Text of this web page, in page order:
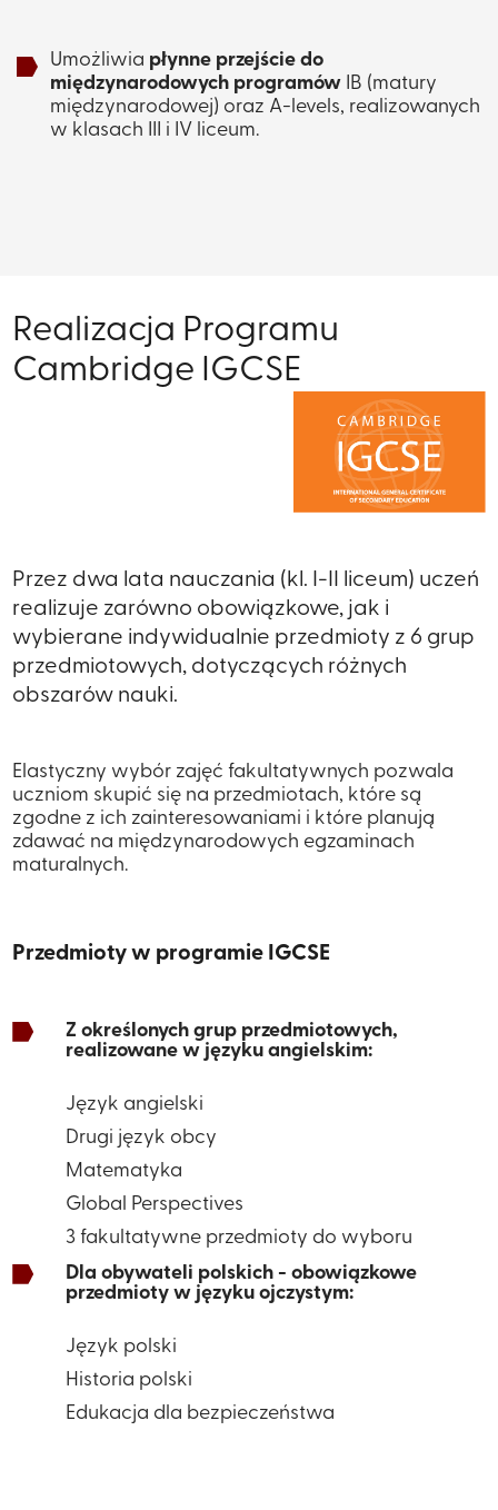
Umożliwia płynne przejście do
międzynarodowych programów IB (matury
międzynarodowej) ​oraz A-levels, realizowanych
w klasach III i IV liceum.
Realizacja ​Programu
Cambridge IGCSE ​
Przez dwa lata nauczania (kl. I-II liceum) uczeń
realizuje zarówno obowiązkowe, jak i
wybierane indywidualnie przedmioty z 6 grup
przedmiotowych, dotyczących różnych
obszarów nauki.
Elastyczny wybór zajęć fakultatywnych pozwala
uczniom skupić się na przedmiotach, które są
zgodne z ich zainteresowaniami i które planują
zdawać na międzynarodowych egzaminach
maturalnych. ​
Przedmioty w programie IGCSE
Z określonych grup przedmiotowych,
realizowane w języku angielskim:
Język angielski
Drugi język obcy
Matematyka
Global Perspectives
3 fakultatywne przedmioty do wyboru
Dla obywateli polskich - obowiązkowe
przedmioty w języku ojczystym:
​Język polski
​Historia polski​
Edukacja dla bezpieczeństwa